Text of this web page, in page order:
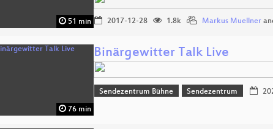
51 min 2017-12-28 1.8k Markus Muellner
76 min
Binärgewitter Talk Live
Sendezentrum Bühne Sendezentrum